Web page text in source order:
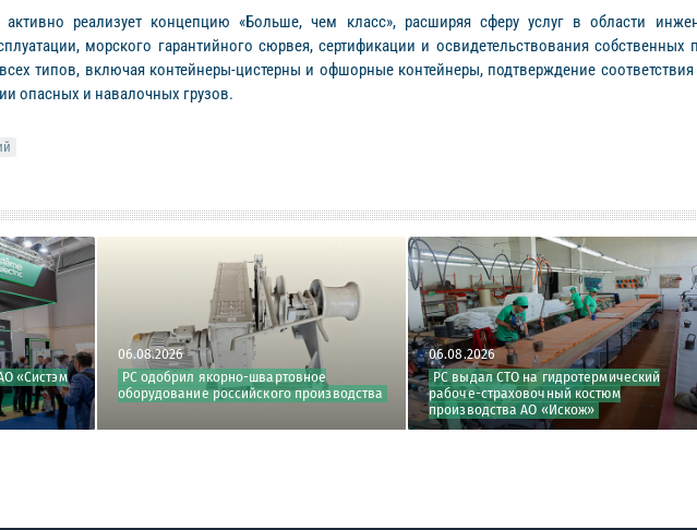
реализует концепцию «Больше, чем класс», расширяя сферу услуг в области
морского гарантийного сюрвея, сертификации и освидетельствования
типов, включая контейнеры-цистерны и офшорные контейнеры, подтверждение
опасных и навалочных грузов.
«Систэм
06.08.2026
РС одобрил якорно-швартовное
оборудование российского производства
06.08.2026
РС выдал СТО на гидротермический
рабоче-страховочный костюм
производства АО «Искож»